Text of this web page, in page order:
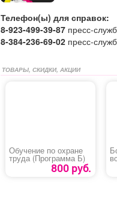
Телефон(ы) для справок:
8-923-499-39-87пресс-
8-384-236-69-02пресс-
ТОВАРЫ, СКИДКИ, АКЦИИ
Обучение по охране
труда (Программа Б)
800 руб.